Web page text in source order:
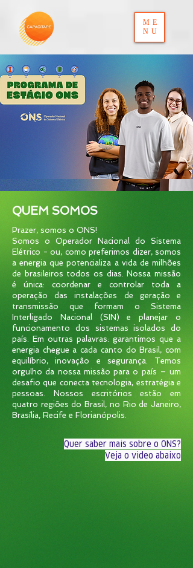
ME
NU
QUEM SOMOS
Prazer, somos o ONS!
Somos o Operador Nacional do Sistema
Elétrico - ou, como preferimos dizer, somos
a energia que potencializa a vida de milhões
de brasileiros todos os dias. Nossa missão
é única: coordenar e controlar toda a
operação das instalações de geração e
transmissão que formam o Sistema
Interligado Nacional (SIN) e planejar o
funcionamento dos sistemas isolados do
país. Em outras palavras: garantimos que a
energia chegue a cada canto do Brasil, com
equilíbrio, inovação e segurança. Temos
orgulho da nossa missão para o país – um
desafio que conecta tecnologia, estratégia e
pessoas. Nossos escritórios estão em
quatro regiões do Brasil, no Rio de Janeiro,
Brasília, Recife e Florianópolis.
Quer saber mais sobre o ONS?
Veja o video abaixo